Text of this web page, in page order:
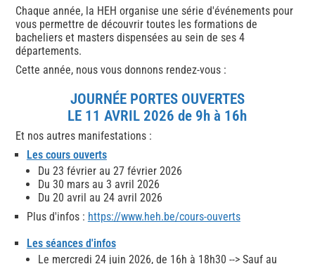
Chaque année, la HEH organise une série d'événements pour
vous permettre de découvrir toutes les formations de
bacheliers et masters dispensées au sein de ses 4
départements.
Cette année, nous vous donnons rendez-vous :
JOURNÉE PORTES OUVERTES
LE 11 AVRIL 2026 de 9h à 16h
Et nos autres manifestations :
Les cours ouverts
​Du 23 février au 27 février 2026
Du 30 mars au 3 avril 2026
Du 20 avril au 24 avril 2026
Plus d'infos : https://www.heh.be/cours-ouverts
Les séances d'infos
Le mercredi 24 juin 2026, de 16h à 18h30 --> Sauf au